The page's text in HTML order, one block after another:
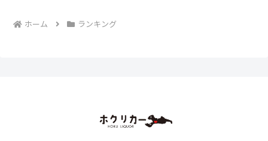
ホーム ランキング